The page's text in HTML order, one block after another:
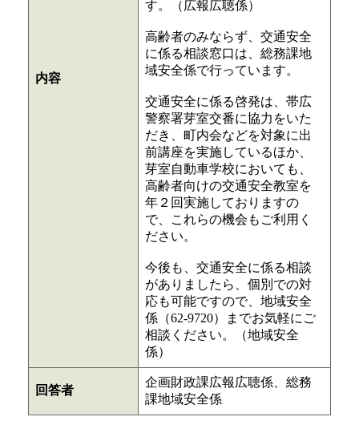
内容
す。（広報広聴係）
高齢者のみならず、交通安全
に係る相談窓口は、総務課地
域安全係で行っています。
交通安全に係る啓発は、帯広
警察署芽室交番に協力をいた
だき、町内会などを対象に出
前講座を実施しているほか、
芽室自動車学校においても、
高齢者向けの交通安全教室を
年２回実施しておりますの
で、これらの機会もご利用く
ださい。
今後も、交通安全に係る相談
がありましたら、個別での対
応も可能ですので、地域安全
係（62-9720）までお気軽にご
相談ください。（地域安全
係）
回答者
企画財政課広報広聴係、総務
課地域安全係